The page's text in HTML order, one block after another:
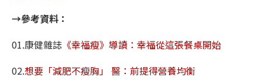
→參考資料：
01.康健雜誌 《幸福瘦》導讀：幸福從這張餐桌開始
02.想要「減肥不瘦胸」 醫：前提得營養均衡